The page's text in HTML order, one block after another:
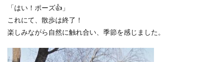
「はい！ポーズ👍」
これにて、散歩は終了！
楽しみながら自然に触れ合い、季節を感じました。